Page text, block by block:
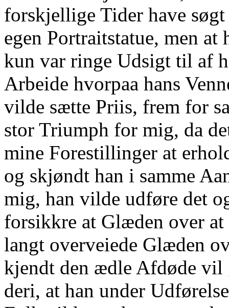
forskjellige Tider have
egen Portraitstatue, men at
kun var ringe Udsigt til af
Arbeide hvorpaa hans
vilde sætte Priis, frem for
stor Triumph for mig, da
mine Forestillinger at
og skjøndt han i samme
mig, han vilde udføre det
forsikkre at Glæden over at
langt overveiede Glæden
kjendt den ædle Afdøde vil
deri, at han under